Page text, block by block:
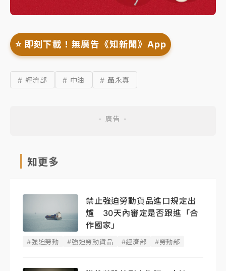
⭐️ 即刻下載！無廣告《知新聞》App
# 經濟部 # 中油 # 聶永真
知更多
禁止強迫勞動貨品進口規定出
爐 30天內審定是否跟進「合
作國家」
#強迫勞動 #強迫勞動貨品 #經濟部 #勞動部